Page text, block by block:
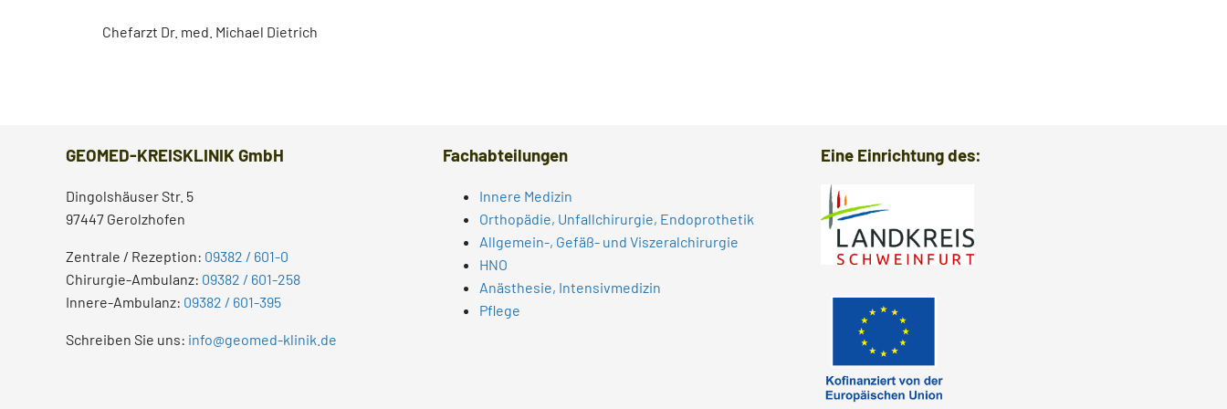
Anfahrt
Kontakt
Partner
Chefarzt Dr. med. Michael Dietrich
GEOMED-KREISKLINIK GmbH
Dingolshäuser Str. 5
97447 Gerolzhofen
Zentrale / Rezeption: 09382 / 601-0
Chirurgie-Ambulanz: 09382 / 601-258
Innere-Ambulanz: 09382 / 601-395
Schreiben Sie uns: info@geomed-klinik.de
Fachabteilungen
Innere Medizin
Orthopädie, Unfallchirurgie, Endoprothetik
Allgemein-, Gefäß- und Viszeralchirurgie
HNO
Anästhesie, Intensivmedizin
Pflege
Eine Einrichtung des: